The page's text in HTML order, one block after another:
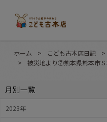
ホーム > こども古本店日記 >
>
被災地より⑦熊本県熊本市
月別一覧
2023年